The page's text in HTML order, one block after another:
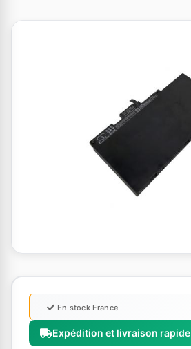
Expédition et livraison rapide
En stock France